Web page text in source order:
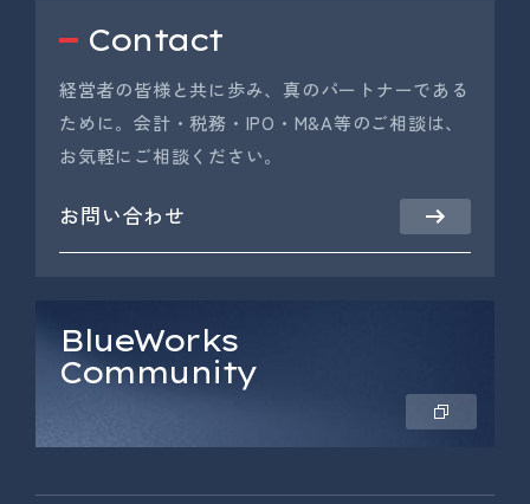
Contact
経営者の皆様と共に歩み、真のパートナーである
ために。会計・税務・IPO・M&A等のご相談は、
お気軽にご相談ください。
お問い合わせ
BlueWorks
Community